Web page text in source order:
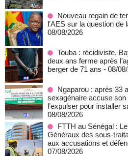
Nouveau regain de
l'AES sur la question de
08/08/2026
Touba : récidiviste,
deux ans ferme après
berger de 71 ans - 08/
Ngaparou : après 33
sexagénaire accuse
l’expulser pour installer
08/08/2026
FTTH au Sénégal :
Généraux des sous-
aux accusations et
07/08/2026